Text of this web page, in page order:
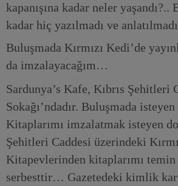
kapanışına kadar neler
kadar hiç yazılmadı ve
Buluşmada Kırmızı Kedi’de
da imzalayacağım…
Sardunya’s Kafe, Kıbrıs Şehitleri
Sokağı’ndadır. Buluşmada
Kitaplarımı imzalatmak isteyen
Şehitleri Caddesi üzerindeki
Kitapevlerinden kitaplarımı
serbesttir… Gazetedeki kimlik